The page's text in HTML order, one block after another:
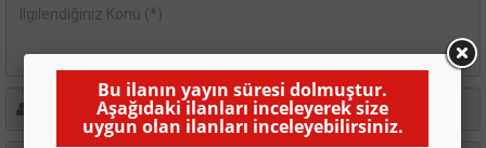
Bu ilanın yayın süresi dolmuştur.
Aşağıdaki ilanları inceleyerek size
uygun olan ilanları inceleyebilirsiniz.